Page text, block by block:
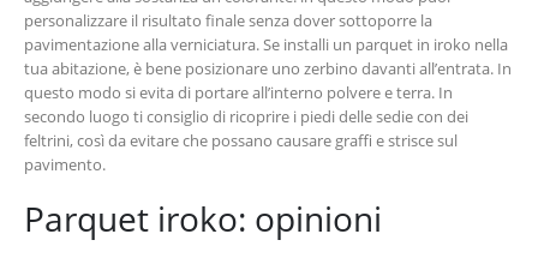
personalizzare il risultato finale senza dover sottoporre la
pavimentazione alla verniciatura. Se installi un parquet in iroko nella
tua abitazione, è bene posizionare uno zerbino davanti all’entrata. In
questo modo si evita di portare all’interno polvere e terra. In
secondo luogo ti consiglio di ricoprire i piedi delle sedie con dei
feltrini, così da evitare che possano causare graffi e strisce sul
pavimento.
Parquet iroko: opinioni